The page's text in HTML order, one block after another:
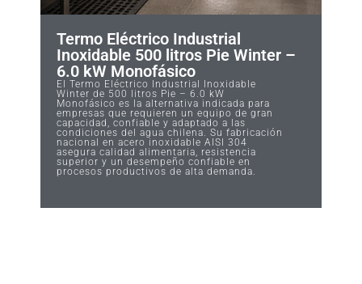
Termo Eléctrico Industrial
Inoxidable 500 litros Pie Winter –
6.0 kW Monofásico
El Termo Eléctrico Industrial Inoxidable
Winter de 500 litros Pie – 6.0 kW
Monofásico es la alternativa indicada para
empresas que requieren un equipo de gran
capacidad, confiable y adaptado a las
condiciones del agua chilena. Su fabricación
nacional en acero inoxidable AISI 304
asegura calidad alimentaria, resistencia
superior y un desempeño confiable en
procesos productivos de alta demanda.